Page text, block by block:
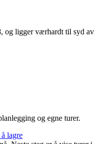
og ligger værhardt til syd av
og egne turer.
lagre